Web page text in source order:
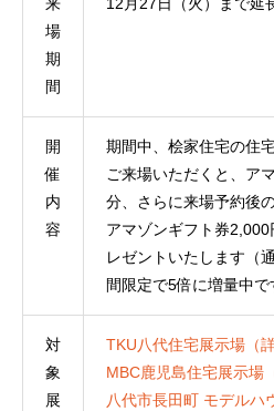
場
期
間
開
催
内
容
期間中、桧家住宅の住
ご来場いただくと、ア
分、さらに来場予約後
アマゾンギフト券2,000
レゼントいたします（
間限定で5倍に増量中で
対
象
展
TKU八代住宅展示場（
MBC鹿児島住宅展示場
八代市長田町 モデルハ